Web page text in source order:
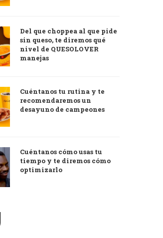
Del que choppea al que pide
sin queso, te diremos qué
nivel de QUESOLOVER
manejas
Cuéntanos tu rutina y te
recomendaremos un
desayuno de campeones
Cuéntanos cómo usas tu
tiempo y te diremos cómo
optimizarlo